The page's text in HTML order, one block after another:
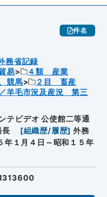
件名
務省記録
易
４類 産業
競馬
２目 畜産
羊毛市況及産況 第三
テビデオ 公使館二等通
長
[組織歴/履歴] 外務
年１月４日～昭和１５年